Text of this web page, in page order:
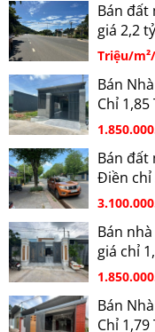
Bán đất
giá 2,2 tỷ
Triệu/
Bán
Chỉ 1,85
Bán đất
Điền chỉ
Bán
giá chỉ
Bán
Chỉ 1,79